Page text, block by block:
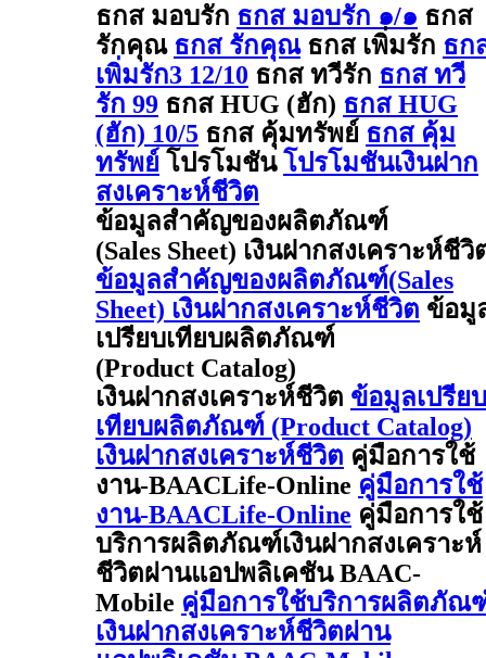
ธกส มอบรัก ธกส มอบรัก ๑/๑ ธกส
รักคุณ ธกส รักคุณ ธกส เพิ่มรัก ธก
เพิ่มรัก3 12/10 ธกส ทวีรัก ธกส ทวี
รัก 99 ธกส HUG (ฮัก) ธกส HUG
(ฮัก) 10/5 ธกส คุ้มทรัพย์ ธกส คุ้ม
ทรัพย์ โปรโมชัน โปรโมชันเงินฝาก
สงเคราะห์ชีวิต
ข้อมูลสำคัญของผลิตภัณฑ์
(Sales Sheet) เงินฝากสงเคราะห์ชีวิ
ข้อมูลสำคัญของผลิตภัณฑ์(Sales
Sheet) เงินฝากสงเคราะห์ชีวิต ข้อมู
เปรียบเทียบผลิตภัณฑ์
(Product Catalog)
เงินฝากสงเคราะห์ชีวิต ข้อมูลเปรียบ
เทียบผลิตภัณฑ์ (Product Catalog)
เงินฝากสงเคราะห์ชีวิต คู่มือการใช้
งาน-BAACLife-Online คู่มือการใช้
งาน-BAACLife-Online คู่มือการใช้
บริการผลิตภัณฑ์เงินฝากสงเคราะห์
ชีวิตผ่านแอปพลิเคชัน BAAC-
Mobile คู่มือการใช้บริการผลิตภัณ
เงินฝากสงเคราะห์ชีวิตผ่าน